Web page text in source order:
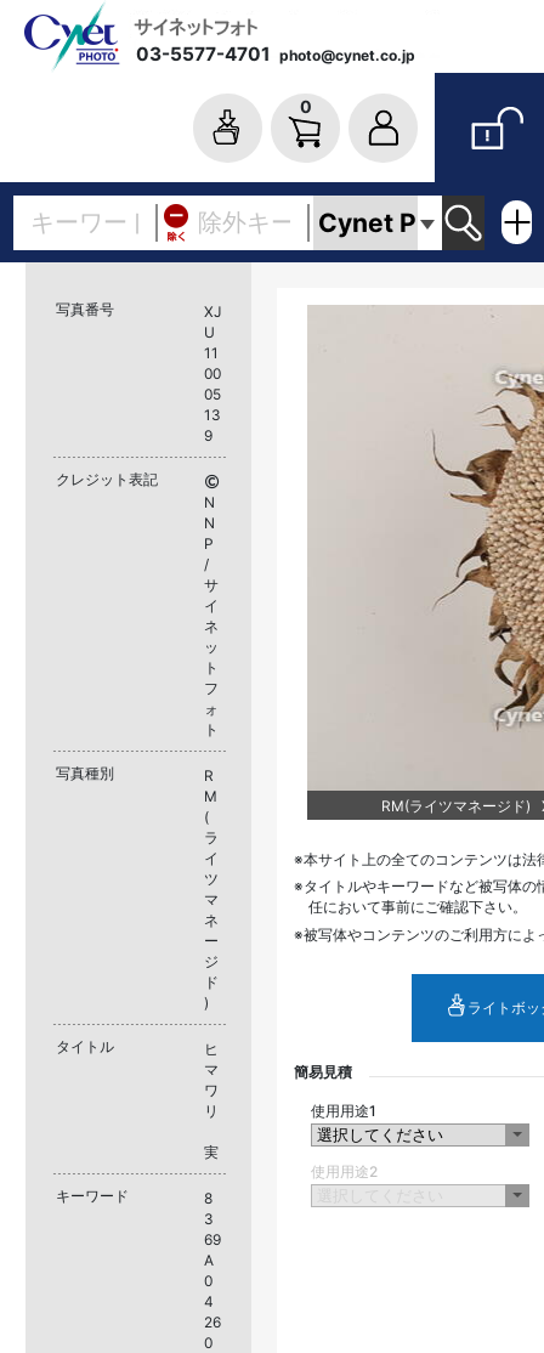
03-5577-4701 photo@cynet.co.jp
0
写真番号
XJ
U
11
00
05
13
9
クレジット表記
N
N
P
/
サ
イ
ネ
ッ
ト
フ
ォ
ト
写真種別
R
M
(
ラ
イ
ツ
マ
ネ
ー
ジ
ド
)
タイトル
ヒ
マ
ワ
リ
実
キーワード
8
3
69
A
0
4
26
0
RM(ライツマネージド)
本サイト上の全てのコンテンツは
タイトルやキーワードなど被写体
任において事前にご確認下さい。
被写体やコンテンツのご利用方に
ライトボ
簡易見積
使用用途1
使用用途2